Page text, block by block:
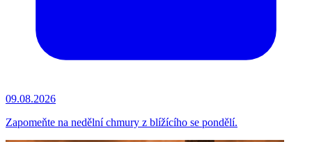
09.08.2026
Zapomeňte na nedělní chmury z blížícího se pondělí.